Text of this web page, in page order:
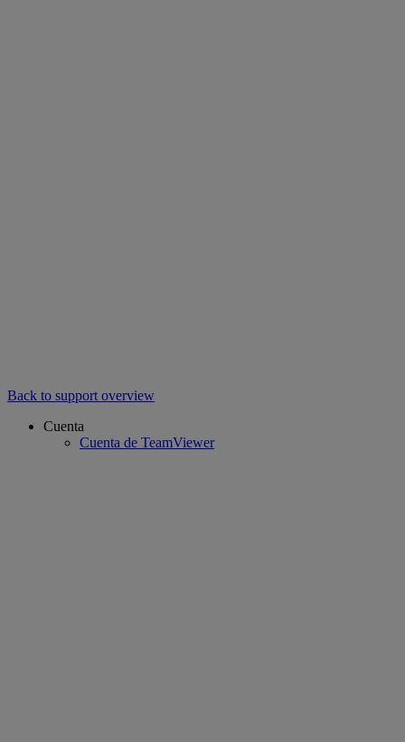
Back to support overview
Cuenta
Cuenta de TeamViewer